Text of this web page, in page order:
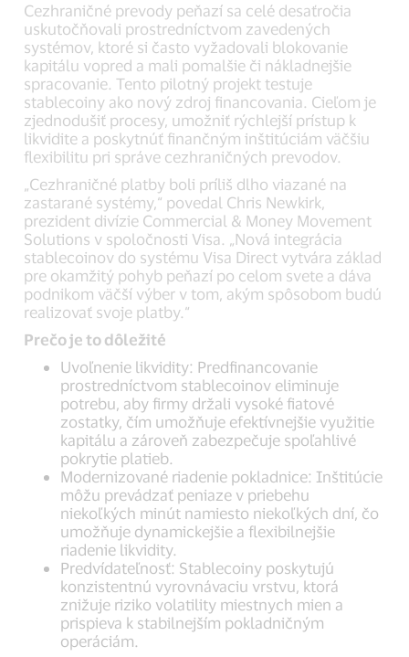
Cezhraničné prevody peňazí sa celé desaťročia
uskutočňovali prostredníctvom zavedených
systémov, ktoré si často vyžadovali blokovanie
kapitálu vopred a mali pomalšie či nákladnejšie
spracovanie. Tento pilotný projekt testuje
stablecoiny ako nový zdroj financovania. Cieľom je
zjednodušiť procesy, umožniť rýchlejší prístup k
likvidite a poskytnúť finančným inštitúciám väčšiu
flexibilitu pri správe cezhraničných prevodov.
„Cezhraničné platby boli príliš dlho viazané na
zastarané systémy,“ povedal Chris Newkirk,
prezident divízie Commercial & Money Movement
Solutions v spoločnosti Visa. „Nová integrácia
stablecoinov do systému Visa Direct vytvára základ
pre okamžitý pohyb peňazí po celom svete a dáva
podnikom väčší výber v tom, akým spôsobom budú
realizovať svoje platby.“
Prečo je to dôležité
Uvoľnenie likvidity: Predfinancovanie
prostredníctvom stablecoinov eliminuje
potrebu, aby firmy držali vysoké fiatové
zostatky, čím umožňuje efektívnejšie využitie
kapitálu a zároveň zabezpečuje spoľahlivé
pokrytie platieb.
Modernizované riadenie pokladnice: Inštitúcie
môžu prevádzať peniaze v priebehu
niekoľkých minút namiesto niekoľkých dní, čo
umožňuje dynamickejšie a flexibilnejšie
riadenie likvidity.
Predvídateľnosť: Stablecoiny poskytujú
konzistentnú vyrovnávaciu vrstvu, ktorá
znižuje riziko volatility miestnych mien a
prispieva k stabilnejším pokladničným
operáciám.